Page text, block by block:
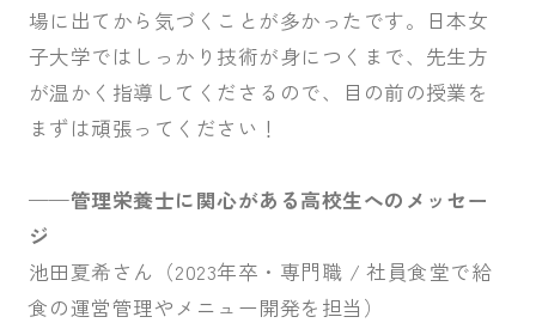
場に出てから気づくことが多かったです。日本女
子大学ではしっかり技術が身につくまで、先生方
が温かく指導してくださるので、目の前の授業を
まずは頑張ってください！
——管理栄養士に関心がある高校生へのメッセー
ジ
池田夏希さん（2023年卒・専門職 / 社員食堂で給
食の運営管理やメニュー開発を担当）